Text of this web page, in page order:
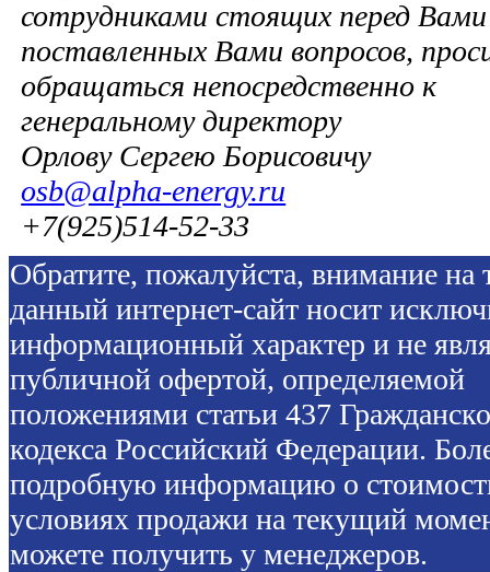
сотрудниками стоящих перед Вами
поставленных Вами вопросов,
обращаться непосредственно к
генеральному директору
Орлову Сергею Борисовичу
osb@alpha-energy.ru
+7(925)514-52-33
Обратите, пожалуйста, внимание на
данный интернет-сайт носит
информационный характер и не
публичной офертой, определяемой
положениями статьи 437
кодекса Российский Федерации.
подробную информацию о
условиях продажи на текущий
можете получить у менеджеров.